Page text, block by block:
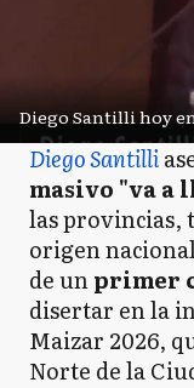
Diego Santilli hoy
Diego Santilli
masivo "va a
las provincias,
origen
de unprimer
disertar en la
Maizar 2026,
Norte de la